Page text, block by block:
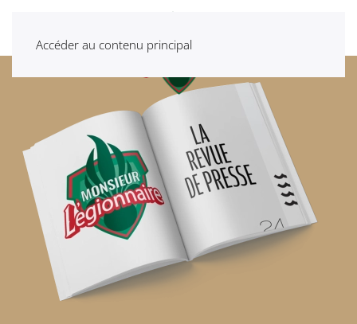
Accéder au contenu principal